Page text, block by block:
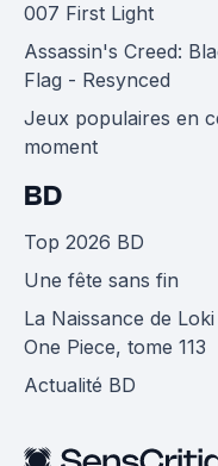
007 First Light
Assassin's Creed:
Flag - Resynced
Jeux populaires en
moment
BD
Top 2026 BD
Une fête sans fin
La Naissance de
One Piece, tome 113
Actualité BD